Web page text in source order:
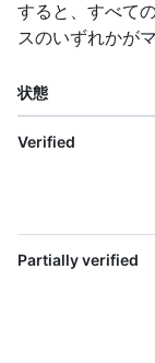
すると、すべて
スのいずれかが
状態
Verified
Partially verified